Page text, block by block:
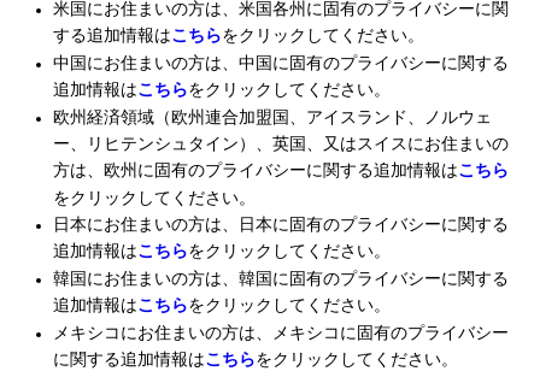
米国にお住まいの方は、米国各州に固有のプライバシーに関
する追加情報はこちらをクリックしてください。
中国にお住まいの方は、中国に固有のプライバシーに関する
追加情報はこちらをクリックしてください。
欧州経済領域（欧州連合加盟国、アイスランド、ノルウェ
ー、リヒテンシュタイン）、英国、又はスイスにお住まいの
方は、欧州に固有のプライバシーに関する追加情報はこちら
をクリックしてください。
日本にお住まいの方は、日本に固有のプライバシーに関する
追加情報はこちらをクリックしてください。
韓国にお住まいの方は、韓国に固有のプライバシーに関する
追加情報はこちらをクリックしてください。
メキシコにお住まいの方は、メキシコに固有のプライバシー
に関する追加情報はこちらをクリックしてください。